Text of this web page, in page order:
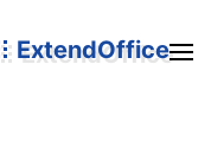
ExtendOffice